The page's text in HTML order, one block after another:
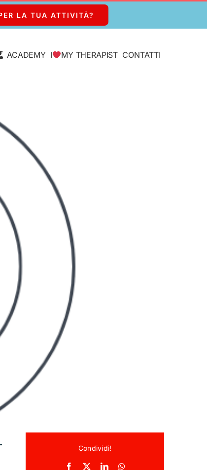
LA TUA ATTIVITÀ?
ACADEMY I MY THERAPIST CONTATTI
Condividi!